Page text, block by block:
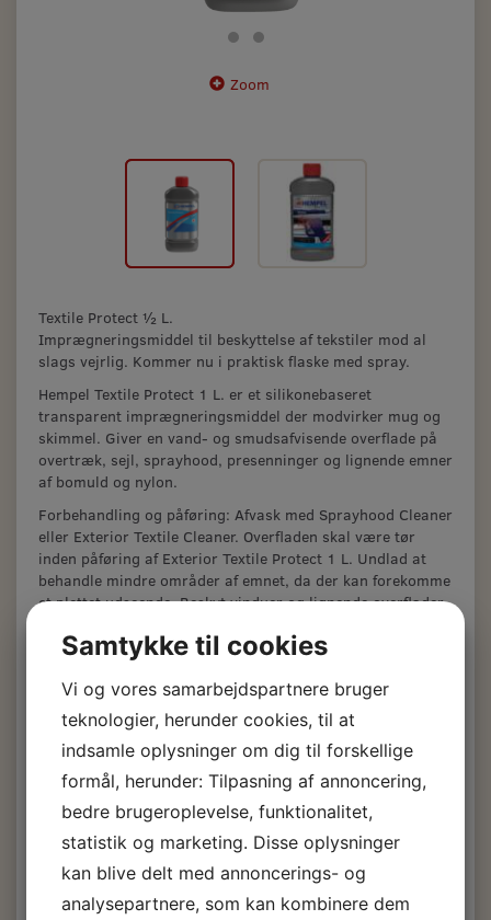
Zoom
Textile Protect ½ L.
Imprægneringsmiddel til beskyttelse af tekstiler mod al
slags vejrlig. Kommer nu i praktisk flaske med spray.
Hempel Textile Protect 1 L. er et silikonebaseret
transparent imprægneringsmiddel der modvirker mug og
skimmel. Giver en vand- og smudsafvisende overflade på
overtræk, sejl, sprayhood, presenninger og lignende emner
af bomuld og nylon.
Forbehandling og påføring: Afvask med Sprayhood Cleaner
eller Exterior Textile Cleaner. Overfladen skal være tør
inden påføring af Exterior Textile Protect 1 L. Undlad at
behandle mindre områder af emnet, da der kan forekomme
et plettet udseende. Beskyt vinduer og lignende overflader
produktet. Visse hvide materialer kan gulne. Omrøres
grundigt før brug.
Rækkeevne: ca. 8m2pr. liter.
Påføringsmåde: pensel / rulle / sprøjte eller ved dybning.
Overfladen skal være fudstændig ren og tør. Påføringen
bør kun finde sted i tørt vejr og ved temperaturer over
Værktøjsrengøring: Fortynder 808.
Afløser for Sprayhood Protect. Samme produkt, nyt navn
og emballage.
Samtykke til cookies
Vi og vores samarbejdspartnere bruger
teknologier, herunder cookies, til at
indsamle oplysninger om dig til forskellige
formål, herunder: Tilpasning af annoncering,
bedre brugeroplevelse, funktionalitet,
statistik og marketing. Disse oplysninger
kan blive delt med annoncerings- og
analysepartnere, som kan kombinere dem